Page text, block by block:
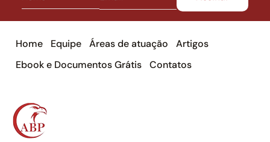
Home Equipe Áreas de atuação
Artigos
Ebook e Documentos Grátis
Contatos